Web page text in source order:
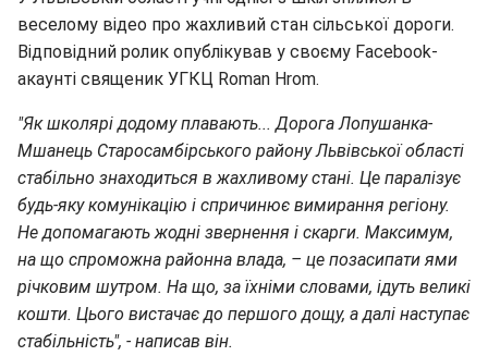
веселому відео про жахливий стан сільської дороги.
Відповідний ролик опублікував у своєму Facebook-
акаунті священик УГКЦ Roman Hrom.
"Як школярі додому плавають... Дорога Лопушанка-
Мшанець Старосамбірського району Львівської області
стабільно знаходиться в жахливому стані. Це паралізує
будь-яку комунікацію і спричинює вимирання регіону.
Не допомагають жодні звернення і скарги. Максимум,
на що спроможна районна влада, – це позасипати ями
річковим шутром. На що, за їхніми словами, ідуть великі
кошти. Цього вистачає до першого дощу, а далі наступає
стабільність", - написав він.